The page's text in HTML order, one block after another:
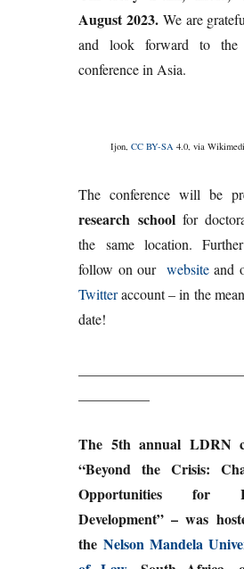
August 2023. We are
and look forward to
conference in Asia.
Ijon, CC BY-SA4.0, via
The conference will be
research schoolfor
the same location.
follow on our website and
Twitteraccount – in the
date!
The 5th annual LDRN
“Beyond the Crisis:
Opportunities for
Development”– was
the Nelson Mandela